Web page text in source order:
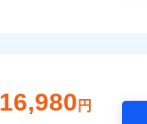
16,980 円